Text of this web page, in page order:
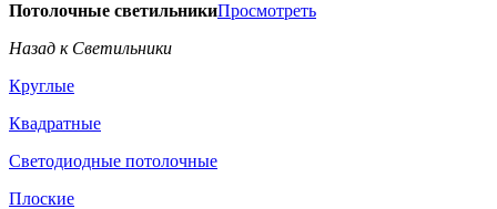
Потолочные светильникиПросмотреть
Назад к Светильники
Круглые
Квадратные
Светодиодные потолочные
Плоские